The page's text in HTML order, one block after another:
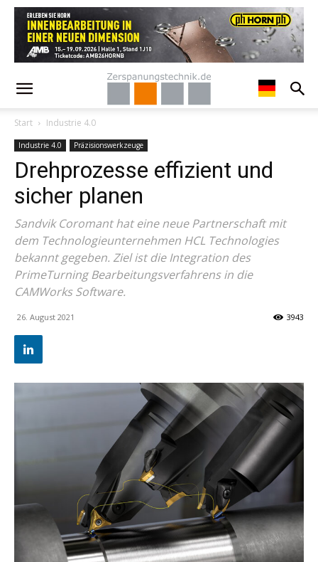
Start Industrie 4.0
Industrie 4.0 Präzisionswerkzeuge
Drehprozesse effizient und
sicher planen
Sandvik Coromant hat eine neue Partnerschaft mit
dem Technologieunternehmen HCL Technologies
bekannt gegeben. Ziel ist die Integration des
PrimeTurning Bearbeitungsverfahrens in die
CAMWorks Software.
26. August 2021 3943